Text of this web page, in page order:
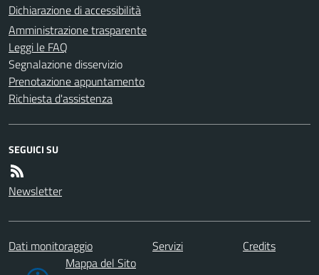
Dichiarazione di accessibilità
Amministrazione trasparente
Leggi le FAQ
Segnalazione disservizio
Prenotazione appuntamento
Richiesta d'assistenza
SEGUICI SU
Newsletter
Dati monitoraggio Servizi
Credits
Mappa del Sito